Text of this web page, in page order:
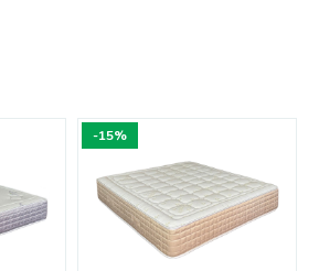
-15%